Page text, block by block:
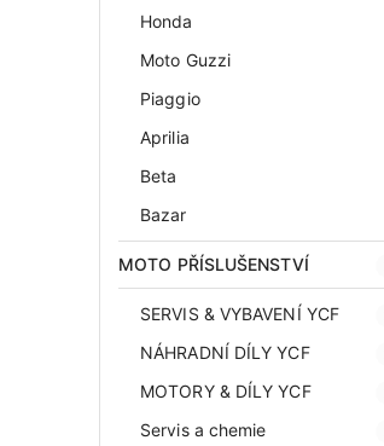
Honda
Moto Guzzi
Piaggio
Aprilia
Beta
Bazar
MOTO PŘÍSLUŠENSTVÍ
SERVIS & VYBAVENÍ YCF
NÁHRADNÍ DÍLY YCF
MOTORY & DÍLY YCF
Servis a chemie